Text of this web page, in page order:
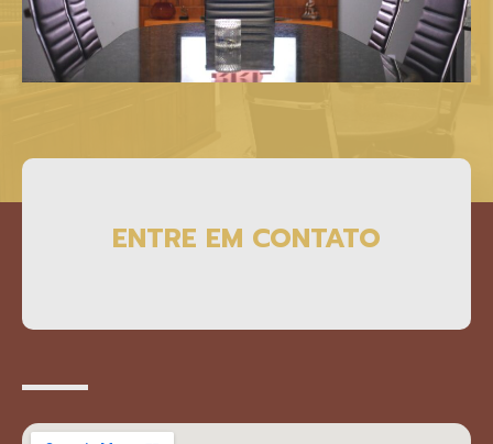
ENTRE EM CONTATO